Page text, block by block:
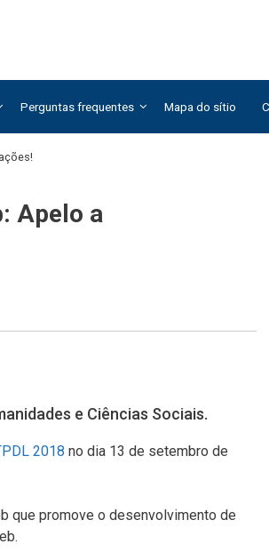
Perguntas frequentes Mapa do sítio
Apelo a
e Ciências Sociais.
2018 no dia 13 de setembro de
que promove o desenvolvimento de